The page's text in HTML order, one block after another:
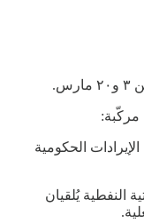
مركّبة:
الحكومية
النفطية يُلقيان